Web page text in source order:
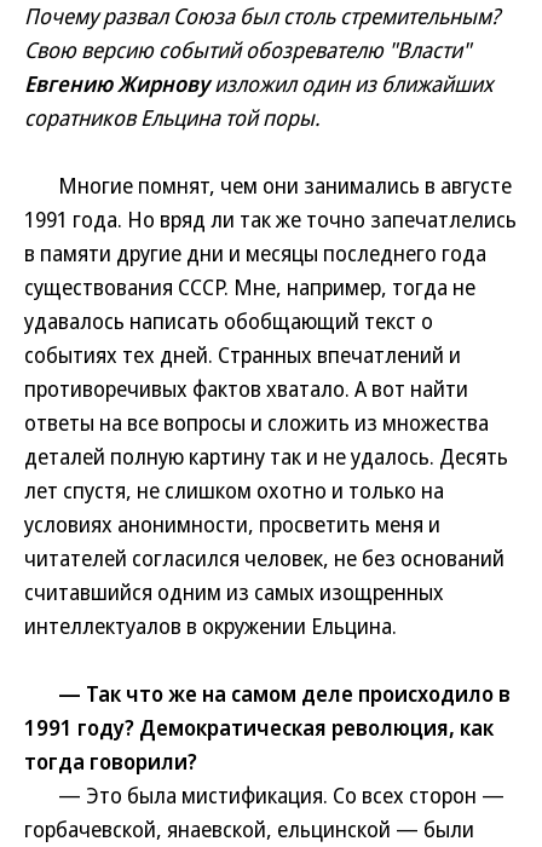
Почему развал Союза был столь стремительным?
Свою версию событий обозревателю "Власти"
Евгению Жирновуизложил один из ближайших
соратников Ельцина той поры.
Многие помнят, чем они занимались в августе
1991 года. Но вряд ли так же точно запечатлелись
в памяти другие дни и месяцы последнего года
существования СССР. Мне, например, тогда не
удавалось написать обобщающий текст о
событиях тех дней. Странных впечатлений и
противоречивых фактов хватало. А вот найти
ответы на все вопросы и сложить из множества
деталей полную картину так и не удалось. Десять
лет спустя, не слишком охотно и только на
условиях анонимности, просветить меня и
читателей согласился человек, не без оснований
считавшийся одним из самых изощренных
интеллектуалов в окружении Ельцина.
— Так что же на самом деле происходило в
1991 году? Демократическая революция, как
тогда говорили?
— Это была мистификация. Со всех сторон —
горбачевской, янаевской, ельцинской — были